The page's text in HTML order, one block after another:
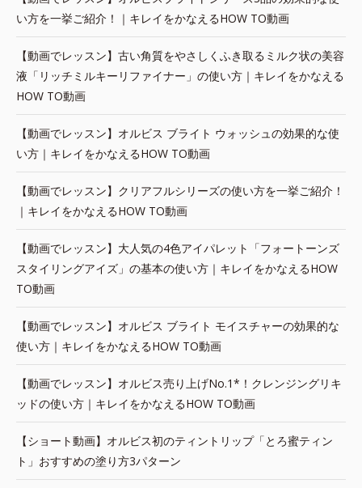
い方を一挙ご紹介！｜キレイをかなえるHOW TO動画
【動画でレッスン】古い角質をやさしくふき取るミルク状の美容
液「リッチミルキーリファイナー」の使い方｜キレイをかなえる
HOW TO動画
【動画でレッスン】オルビス ブライト ウォッシュの効果的な使
い方｜キレイをかなえるHOW TO動画
【動画でレッスン】クリアフルシリーズの使い方を一挙ご紹介！
｜キレイをかなえるHOW TO動画
【動画でレッスン】大人気の4色アイパレット「フォートーンズ
スタイリングアイズ」の基本の使い方｜キレイをかなえるHOW
TO動画
【動画でレッスン】オルビス ブライト モイスチャーの効果的な
使い方｜キレイをかなえるHOW TO動画
【動画でレッスン】オルビス売り上げNo.1*！クレンジングリキ
ッドの使い方｜キレイをかなえるHOW TO動画
【ショート動画】オルビス初のティントリップ「とろ蜜ティン
ト」おすすめの塗り方3パターン